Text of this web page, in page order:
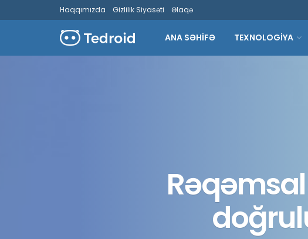
Haqqımızda Gizlilik Siyasəti Əlaqə
ANA SƏHİFƏ TEXNOLOGİYA